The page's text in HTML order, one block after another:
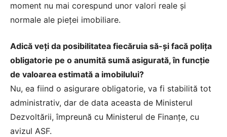
moment nu mai corespund unor valori reale şi
normale ale pieţei imobiliare.
Adică veţi da posibilitatea fiecăruia să-şi facă poliţa
obligatorie pe o anumită sumă asigurată, în funcţie
de valoarea estimată a imobilului?
Nu, ea fiind o asigurare obligatorie, va fi stabilită tot
administrativ, dar de data aceasta de Ministerul
Dezvoltării, împreună cu Ministerul de Finanţe, cu
avizul ASF.